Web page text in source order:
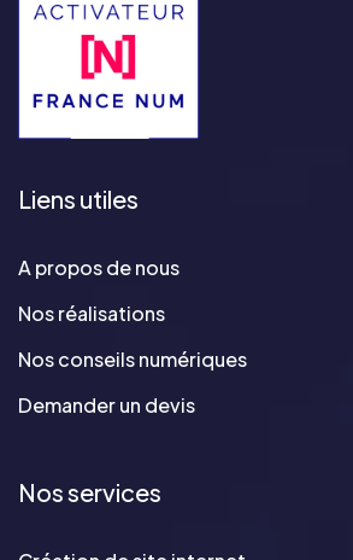
Liens utiles
A propos de nous
Nos réalisations
Nos conseils numériques
Demander un devis
Nos services